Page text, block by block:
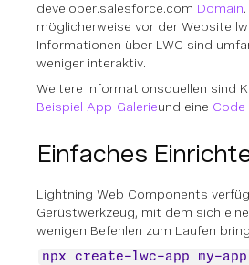
developer.salesforce.com Domain
möglicherweise vor der Website
Informationen über LWC sind
weniger interaktiv.
Weitere Informationsquellen sind
Beispiel-App-Galerieund eine
Einfaches
Lightning Web Components
Gerüstwerkzeug, mit dem sich
wenigen Befehlen zum Laufen
npx create-lwc-app my-app